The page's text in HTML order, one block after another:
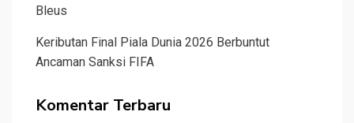
Bleus
Keributan Final Piala Dunia 2026 Berbuntut
Ancaman Sanksi FIFA
Komentar Terbaru